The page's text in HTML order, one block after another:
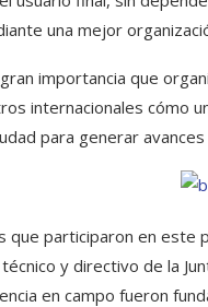
una mejor
importancia que
internacionales cómo
para generar
participaron en este
y directivo de la
en campo fueron